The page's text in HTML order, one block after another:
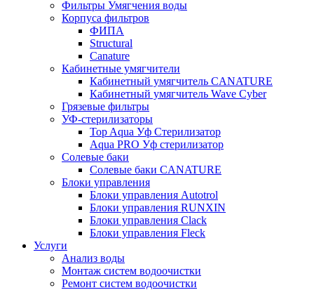
Фильтры Умягчения воды
Корпуса фильтров
ФИПА
Structural
Canature
Кабинетные умягчители
Кабинетный умягчитель CANATURE
Кабинетный умягчитель Wave Cyber
Грязевые фильтры
УФ-стерилизаторы
Top Aqua Уф Стерилизатор
Aqua PRO Уф стерилизатор
Солевые баки
Солевые баки CANATURE
Блоки управления
Блоки управления Autotrol
Блоки управления RUNXIN
Блоки управления Clack
Блоки управления Fleck
Услуги
Анализ воды
Монтаж систем водоочистки
Ремонт систем водоочистки